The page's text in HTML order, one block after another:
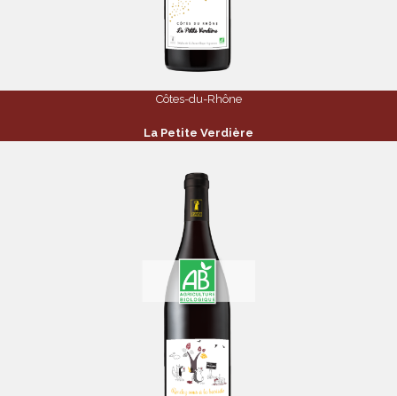
Côtes-du-Rhône
La Petite Verdière